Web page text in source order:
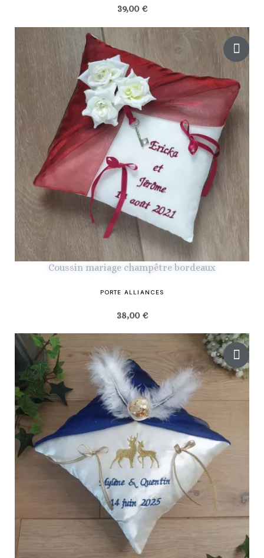
39,00 €
Coussin mariage champêtre bordeaux
PORTE ALLIANCES
38,00 €